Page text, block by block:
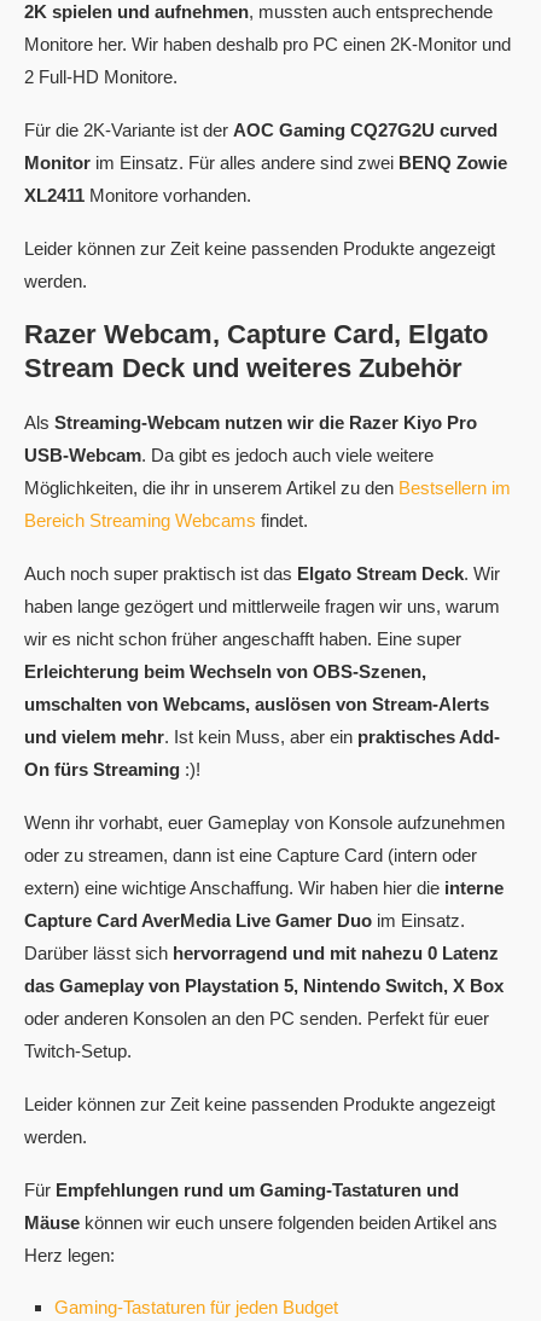
2K spielen und aufnehmen, mussten auch entsprechende
Monitore her. Wir haben deshalb pro PC einen 2K-Monitor und
2 Full-HD Monitore.
Für die 2K-Variante ist der AOC Gaming CQ27G2U curved
Monitor im Einsatz. Für alles andere sind zwei BENQ Zowie
XL2411 Monitore vorhanden.
Leider können zur Zeit keine passenden Produkte angezeigt
werden.
Razer Webcam, Capture Card, Elgato
Stream Deck und weiteres Zubehör
Als Streaming-Webcam nutzen wir die Razer Kiyo Pro
USB-Webcam. Da gibt es jedoch auch viele weitere
Möglichkeiten, die ihr in unserem Artikel zu den Bestsellern im
Bereich Streaming Webcams findet.
Auch noch super praktisch ist das Elgato Stream Deck. Wir
haben lange gezögert und mittlerweile fragen wir uns, warum
wir es nicht schon früher angeschafft haben. Eine super
Erleichterung beim Wechseln von OBS-Szenen,
umschalten von Webcams, auslösen von Stream-Alerts
und vielem mehr. Ist kein Muss, aber ein praktisches Add-
On fürs Streaming :)!
Wenn ihr vorhabt, euer Gameplay von Konsole aufzunehmen
oder zu streamen, dann ist eine Capture Card (intern oder
extern) eine wichtige Anschaffung. Wir haben hier die interne
Capture Card AverMedia Live Gamer Duo im Einsatz.
Darüber lässt sich hervorragend und mit nahezu 0 Latenz
das Gameplay von Playstation 5, Nintendo Switch, X Box
oder anderen Konsolen an den PC senden. Perfekt für euer
Twitch-Setup.
Leider können zur Zeit keine passenden Produkte angezeigt
werden.
Für Empfehlungen rund um Gaming-Tastaturen und
Mäuse können wir euch unsere folgenden beiden Artikel ans
Herz legen:
Gaming-Tastaturen für jeden Budget